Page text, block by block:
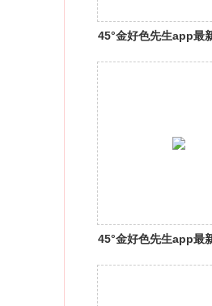
45°金好色先生app最
45°金好色先生app最